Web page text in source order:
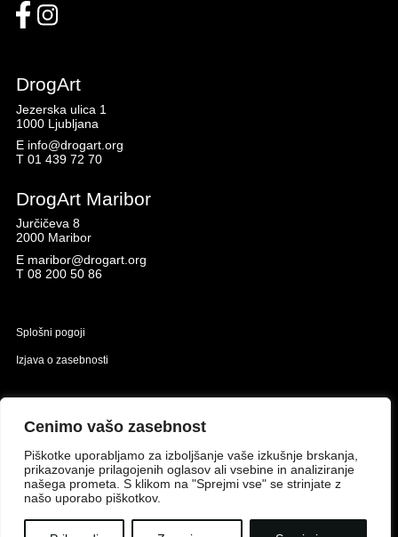
Cenimo vašo zasebnost
Piškotke uporabljamo za izboljšanje vaše izkušnje brskanja,
prikazovanje prilagojenih oglasov ali vsebine in analiziranje
našega prometa. S klikom na "Sprejmi vse" se strinjate z
našo uporabo piškotkov.
DrogArt
Jezerska ulica 1
1000 Ljubljana
E info@drogart.org
T 01 439 72 70
DrogArt Maribor
Jurčičeva 8
2000 Maribor
E maribor@drogart.org
T 08 200 50 86
Splošni pogoji
Izjava o zasebnosti
Evropskega sklada za regionalni razvoj.